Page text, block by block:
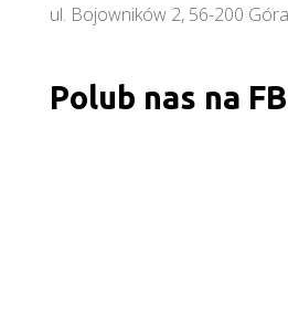
ul. Bojowników 2, 56-200 Góra
Polub nas na FB